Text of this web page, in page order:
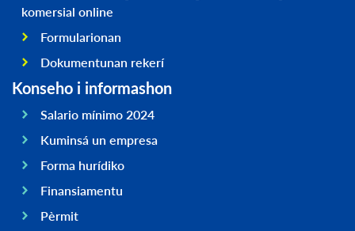
komersial online
Formularionan
Dokumentunan rekerí
Konseho i informashon
Salario mínimo 2024
Kuminsá un empresa
Forma hurídiko
Finansiamentu
Pèrmit